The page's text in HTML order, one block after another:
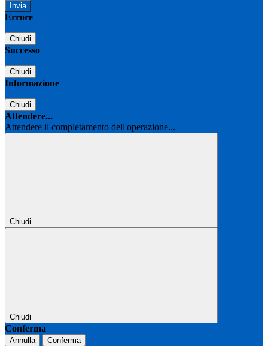
Errore
Chiudi
Successo
Chiudi
Informazione
Chiudi
Attendere...
Attendere il completamento dell'operazione...
Chiudi
Chiudi
Conferma
Annulla Conferma